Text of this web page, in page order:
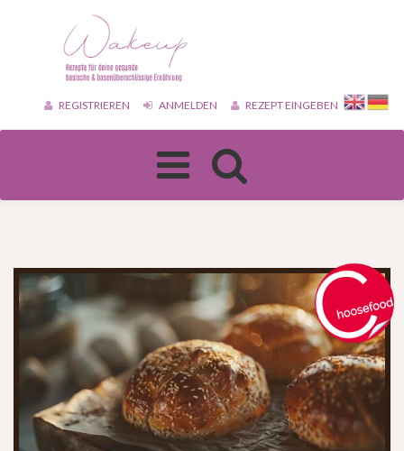
REGISTRIEREN ANMELDEN REZEPT EINGEBEN
Toggle
navigation